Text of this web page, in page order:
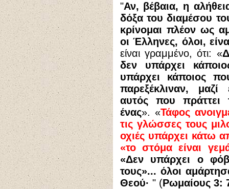
"Αν, βέβαια, η
δόξα του διαμέσου
κρίνομαι πλέον ως
οι Έλληνες, όλοι,
είναι γραμμένο, ότι: «
δεν υπάρχει
υπάρχει κάποιος
παρεξέκλιναν, μαζί
αυτός που πράττει
ένας». «Τάφος
τις γλώσσες τους
οχιές υπάρχει κάτω
«το στόμα είναι
«Δεν υπάρχει ο
τους»... όλοι
Θεού· " (Ρωμαίους 3: